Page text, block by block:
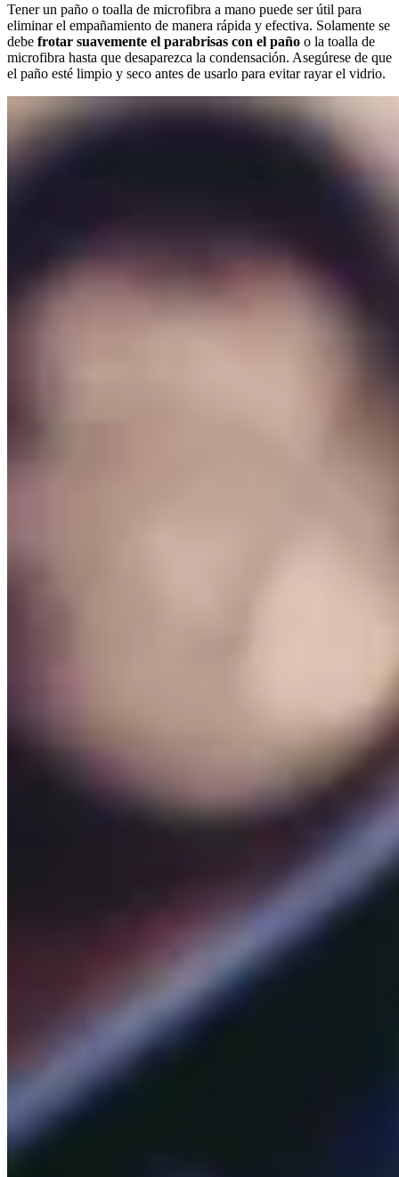
Tener un paño o toalla de microfibra a mano puede ser útil para
eliminar el empañamiento de manera rápida y efectiva. Solamente se
debe frotar suavemente el parabrisas con el paño o la toalla de
microfibra hasta que desaparezca la condensación. Asegúrese de que
el paño esté limpio y seco antes de usarlo para evitar rayar el vidrio.